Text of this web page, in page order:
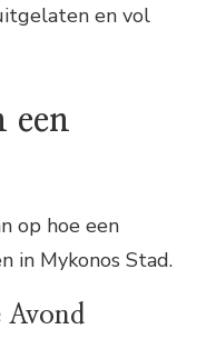
en vol
een
op hoe een
in Mykonos Stad.
Avond